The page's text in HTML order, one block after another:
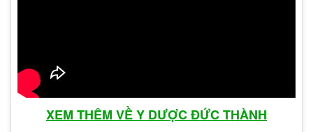
cảm của khuẩn.
Sử dụng thuốc thoa: Một số thuốc thoa cụ thể
XEM THÊM VỀ Y DƯỢC ĐỨC THÀNH